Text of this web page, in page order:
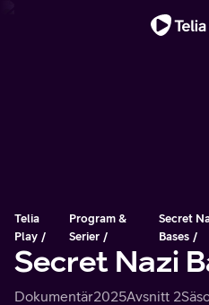
Telia
Play
Program &
Serier
Secret
Bases
Secret Nazi
Dokumentär2025Avsnitt 2